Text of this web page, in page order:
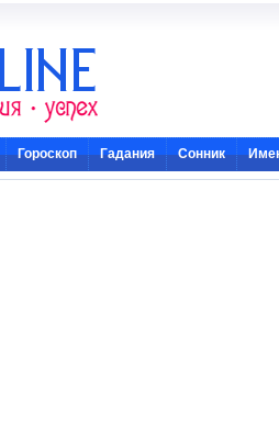
Гороскоп Гадания Сонник